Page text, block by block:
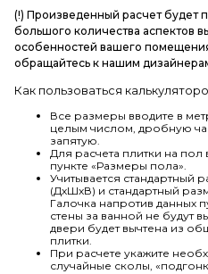
(!) Произведенный расчет будет
большого количества аспектов
особенностей вашего
обращайтесь к нашим
Как пользоваться
Все размеры вводите в
целым числом, дробную
запятую.
Для расчета плитки на пол
пункте «Размеры пола».
Учитывается стандартный
(ДхШхВ) и стандартный
Галочка напротив данных
стены за ванной не будут
двери будет вычтена из
плитки.
При расчете укажите
случайные сколы,